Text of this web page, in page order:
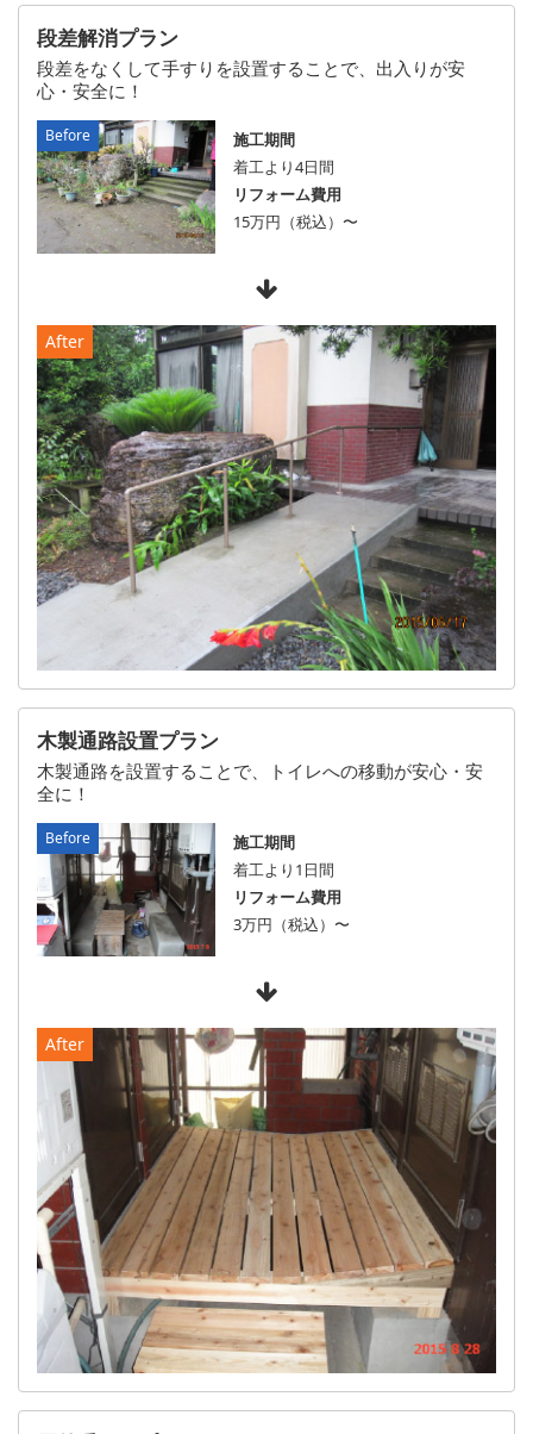
段差解消プラン
段差をなくして手すりを設置することで、出入りが安
心・安全に！
施工期間
着工より4日間
リフォーム費用
15万円（税込）〜
木製通路設置プラン
木製通路を設置することで、トイレへの移動が安心・安
全に！
施工期間
着工より1日間
リフォーム費用
3万円（税込）〜